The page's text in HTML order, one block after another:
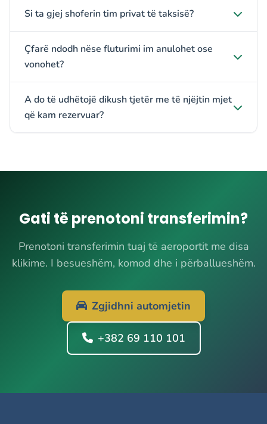
Si ta gjej shoferin tim privat të taksisë?
Çfarë ndodh nëse fluturimi im anulohet ose
vonohet?
A do të udhëtojë dikush tjetër me të njëjtin mjet
që kam rezervuar?
Gati të prenotoni transferimin?
Prenotoni transferimin tuaj të aeroportit me disa
klikime. I besueshëm, komod dhe i përballueshëm.
Zgjidhni automjetin
+382 69 110 101